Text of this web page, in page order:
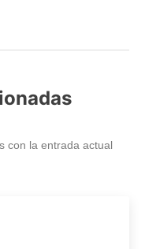
con la entrada actual